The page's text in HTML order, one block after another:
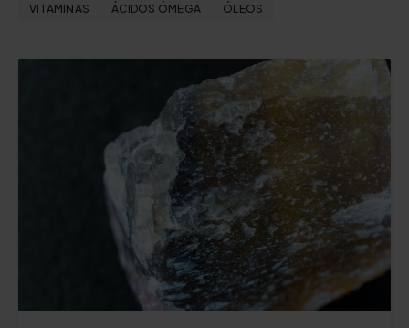
VITAMINAS
ÁCIDOS ÓMEGA ÓLEOS